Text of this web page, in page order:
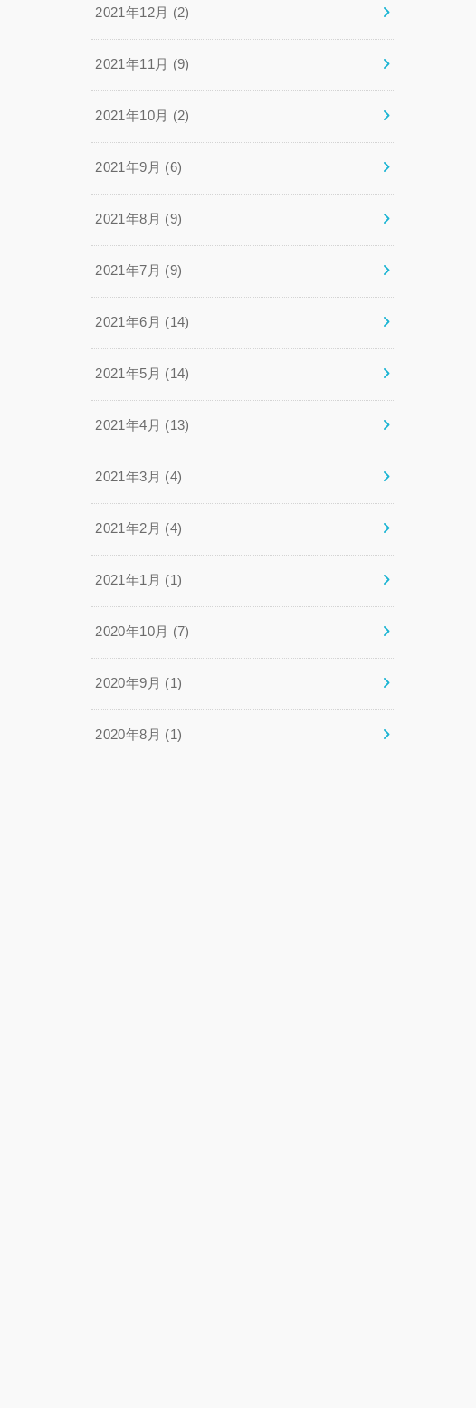
2021年12月 (2)
2021年11月 (9)
2021年10月 (2)
2021年9月 (6)
2021年8月 (9)
2021年7月 (9)
2021年6月 (14)
2021年5月 (14)
2021年4月 (13)
2021年3月 (4)
2021年2月 (4)
2021年1月 (1)
2020年10月 (7)
2020年9月 (1)
2020年8月 (1)